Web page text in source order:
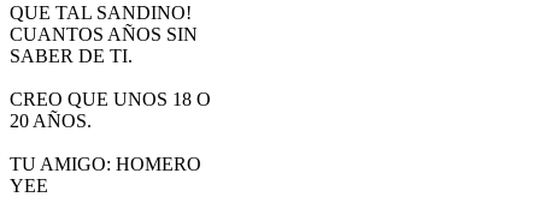
QUE TAL SANDINO!
CUANTOS AÑOS SIN
SABER DE TI.
CREO QUE UNOS 18 O
20 AÑOS.
TU AMIGO: HOMERO
YEE